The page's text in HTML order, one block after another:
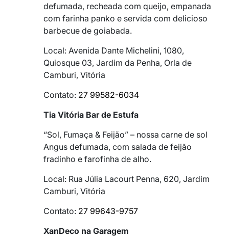
defumada, recheada com queijo, empanada
com farinha panko e servida com delicioso
barbecue de goiabada.
Local: Avenida Dante Michelini, 1080,
Quiosque 03, Jardim da Penha, Orla de
Camburi, Vitória
Contato: 27 99582-6034
Tia Vitória Bar de Estufa
“Sol, Fumaça & Feijão” – nossa carne de sol
Angus defumada, com salada de feijão
fradinho e farofinha de alho.
Local: Rua Júlia Lacourt Penna, 620, Jardim
Camburi, Vitória
Contato: 27 99643-9757
XanDeco na Garagem